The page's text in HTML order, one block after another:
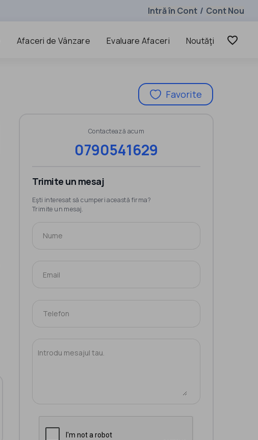
Intră în Cont / Cont Nou
Afaceri de Vânzare Evaluare Afaceri Noutăţi favorite_border
Favorite
Contactează acum
0790541629
Trimite un mesaj
Eşti interesat să cumperi această firma?
Trimite un mesaj.